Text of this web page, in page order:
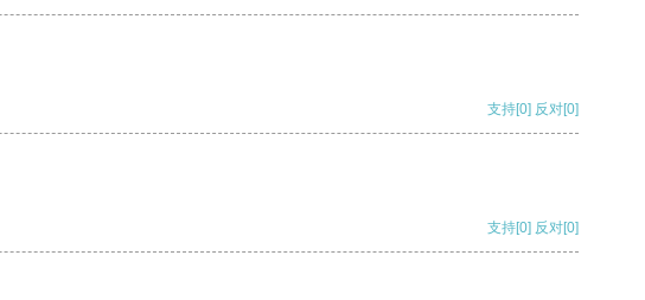
支持[0] 反对[0]
支持[0] 反对[0]